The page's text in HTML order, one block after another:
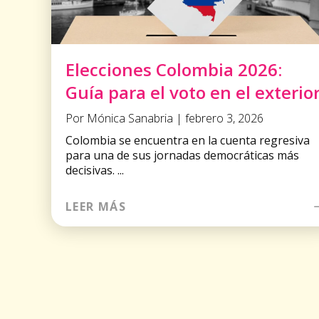
Elecciones Colombia 2026:
Guía para el voto en el
Por Mónica Sanabria | febrero 3, 2026
Colombia se encuentra en la cuenta regresiva
para una de sus jornadas democráticas más
decisivas. ...
LEER MÁS